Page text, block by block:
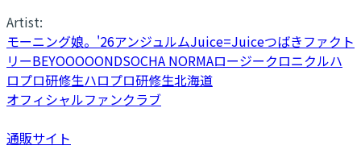
Artist:
モーニング娘。'26アンジュルムJuice=Juiceつばきファクト
リーBEYOOOOONDSOCHA NORMAロージークロニクルハ
ロプロ研修生ハロプロ研修生北海道
オフィシャルファンクラブ
通販サイト